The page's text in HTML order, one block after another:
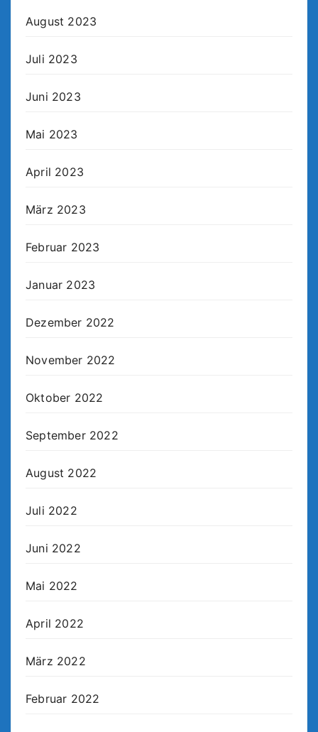
August 2023
Juli 2023
Juni 2023
Mai 2023
April 2023
März 2023
Februar 2023
Januar 2023
Dezember 2022
November 2022
Oktober 2022
September 2022
August 2022
Juli 2022
Juni 2022
Mai 2022
April 2022
März 2022
Februar 2022